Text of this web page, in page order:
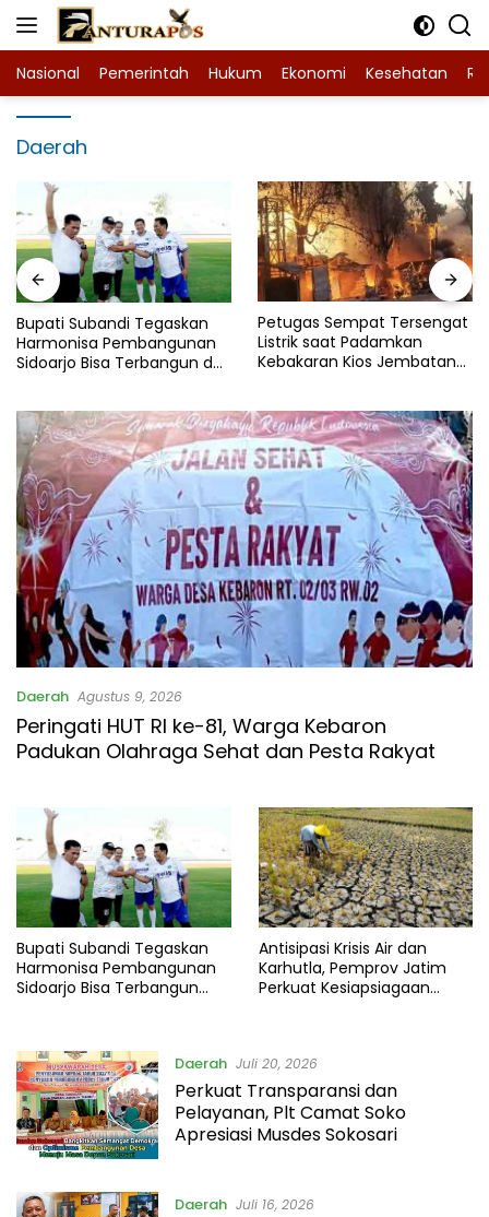
Langsung
Nasional Pemerintah Hukum Ekonomi Kesehatan
Daerah
Bupati Subandi Tegaskan
Harmonisa Pembangunan
Sidoarjo Bisa Terbangun dari
Petugas Sempat Tersengat
Listrik saat Padamkan
Kebakaran Kios Jembatan
Daerah Agustus 9, 2026
Peringati HUT RI ke-81, Warga Kebaron
Padukan Olahraga Sehat dan Pesta Rakyat
Bupati Subandi Tegaskan
Harmonisa Pembangunan
Sidoarjo Bisa Terbangun
Antisipasi Krisis Air dan
Karhutla, Pemprov Jatim
Perkuat Kesiapsiagaan
Daerah Juli 20, 2026
Perkuat Transparansi dan
Pelayanan, Plt Camat Soko
Apresiasi Musdes Sokosari
Daerah Juli 16, 2026